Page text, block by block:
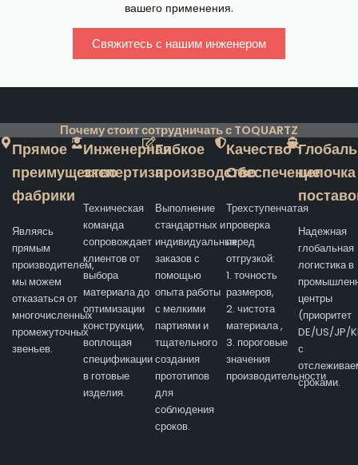
вашего применения.
Свяжитесь с нашим инженером
Почему стоит сотрудничать с TOQUARTZ
Прямое
преимущество
фабрики
Являясь
прямым
производителем,
мы можем
отказаться от
многочисленных
промежуточных
звеньев.
Инженерная
экспертиза
Техническая
команда
сопровождает
клиентов от
выбора
материала до
оптимизации
конструкции,
воплощая
спецификации
в готовые
изделия.
Гибкое
производство
Выполнение
стандартных и
индивидуальных
заказов с
помощью
опыта работы
с мелкими
партиями и
тщательного
создания
прототипов
для
соблюдения
сроков.
Качество
Обеспечение
Трехступенчатая
проверка
перед
отгрузкой:
1. точность
размеров,
2. чистота
материала ,
3. пороговые
значения
производительности
цепочка
Надежная
глобальная
логистика в
центры
(приоритет
DE/US/JP/
с
сроками.